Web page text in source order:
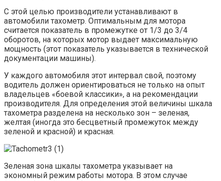
С этой целью производители устанавливают в
автомобили тахометр. Оптимальным для мотора
считается показатель в промежутке от 1/3 до 3/4
оборотов, на которых мотор выдает максимальную
мощность (этот показатель указывается в технической
документации машины).
У каждого автомобиля этот интервал свой, поэтому
водитель должен ориентироваться не только на опыт
владельцев «боевой классики», а на рекомендации
производителя. Для определения этой величины шкала
тахометра разделена на несколько зон – зеленая,
желтая (иногда это бесцветный промежуток между
зеленой и красной) и красная.
Зеленая зона шкалы тахометра указывает на
экономный режим работы мотора. В этом случае